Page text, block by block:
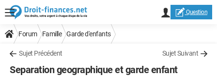
Question
Forum Famille Garde d'enfants
Sujet Précédent Sujet Suivant
Separation geographique et garde enfant